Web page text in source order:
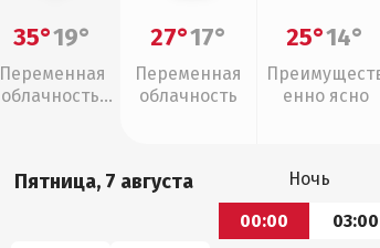
35°19°
Переменная
облачность,
27°17°
Переменная
облачность
25°14°
енно ясно
Пятница, 7 августа Ночь
00:00
03:00